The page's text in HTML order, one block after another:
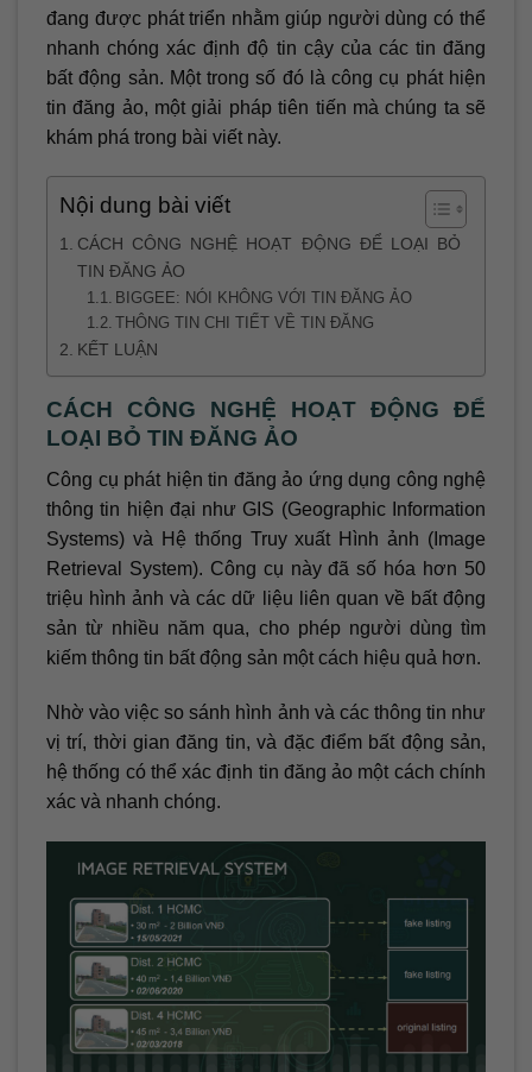
đang được phát triển nhằm giúp người dùng có thể
nhanh chóng xác định độ tin cậy của các tin đăng
bất động sản. Một trong số đó là công cụ phát hiện
tin đăng ảo, một giải pháp tiên tiến mà chúng ta sẽ
khám phá trong bài viết này.
Nội dung bài viết
CÁCH CÔNG NGHỆ HOẠT ĐỘNG ĐỂ LOẠI BỎ
TIN ĐĂNG ẢO
BIGGEE: NÓI KHÔNG VỚI TIN ĐĂNG ẢO
THÔNG TIN CHI TIẾT VỀ TIN ĐĂNG
KẾT LUẬN
CÁCH CÔNG NGHỆ HOẠT ĐỘNG ĐỂ
LOẠI BỎ TIN ĐĂNG ẢO
Công cụ phát hiện tin đăng ảo ứng dụng công nghệ
thông tin hiện đại như GIS (Geographic Information
Systems) và Hệ thống Truy xuất Hình ảnh (Image
Retrieval System). Công cụ này đã số hóa hơn 50
triệu hình ảnh và các dữ liệu liên quan về bất động
sản từ nhiều năm qua, cho phép người dùng tìm
kiếm thông tin bất động sản một cách hiệu quả hơn.
Nhờ vào việc so sánh hình ảnh và các thông tin như
vị trí, thời gian đăng tin, và đặc điểm bất động sản,
hệ thống có thể xác định tin đăng ảo một cách chính
xác và nhanh chóng.